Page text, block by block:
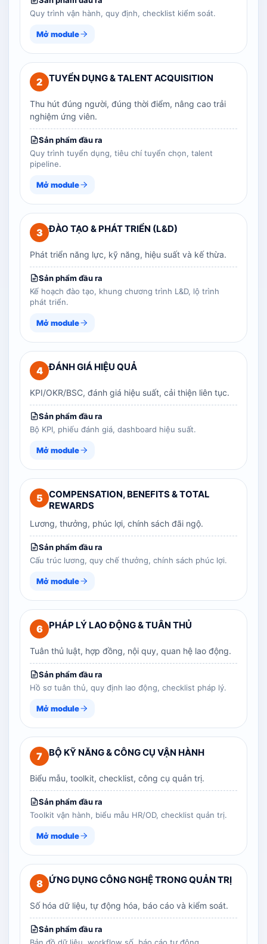
Quy trình vận hành, quy định, checklist kiểm soát.
Mở module
2 TUYỂN DỤNG & TALENT ACQUISITION
Thu hút đúng người, đúng thời điểm, nâng cao trải
nghiệm ứng viên.
Sản phẩm đầu ra
Quy trình tuyển dụng, tiêu chí tuyển chọn, talent
pipeline.
Mở module
3 ĐÀO TẠO & PHÁT TRIỂN (L&D)
Phát triển năng lực, kỹ năng, hiệu suất và kế thừa.
Sản phẩm đầu ra
Kế hoạch đào tạo, khung chương trình L&D, lộ trình
phát triển.
Mở module
4 ĐÁNH GIÁ HIỆU QUẢ
KPI/OKR/BSC, đánh giá hiệu suất, cải thiện liên tục.
Sản phẩm đầu ra
Bộ KPI, phiếu đánh giá, dashboard hiệu suất.
Mở module
5 COMPENSATION, BENEFITS & TOTAL
REWARDS
Lương, thưởng, phúc lợi, chính sách đãi ngộ.
Sản phẩm đầu ra
Cấu trúc lương, quy chế thưởng, chính sách phúc lợi.
Mở module
6 PHÁP LÝ LAO ĐỘNG & TUÂN THỦ
Tuân thủ luật, hợp đồng, nội quy, quan hệ lao động.
Sản phẩm đầu ra
Hồ sơ tuân thủ, quy định lao động, checklist pháp lý.
Mở module
7 BỘ KỸ NĂNG & CÔNG CỤ VẬN HÀNH
Biểu mẫu, toolkit, checklist, công cụ quản trị.
Sản phẩm đầu ra
Toolkit vận hành, biểu mẫu HR/OD, checklist quản trị.
Mở module
8 ỨNG DỤNG CÔNG NGHỆ TRONG QUẢN TRỊ
Số hóa dữ liệu, tự động hóa, báo cáo và kiểm soát.
Sản phẩm đầu ra